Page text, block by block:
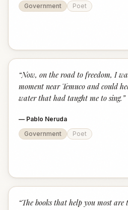
Government
Poet
“Now, on the road to freedom, I
moment near Temuco and could
water that had taught me to sing. ”
— Pablo Neruda
Government
Poet
“The books that help you most are